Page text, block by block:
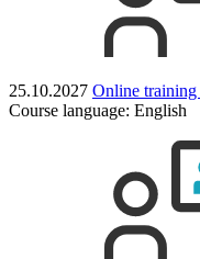
25.10.2027 Online training
Course language: English